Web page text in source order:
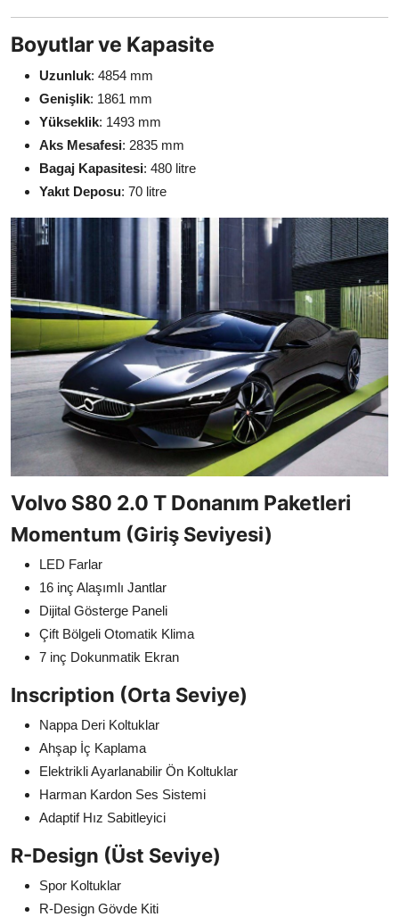
Boyutlar ve Kapasite
Uzunluk: 4854 mm
Genişlik: 1861 mm
Yükseklik: 1493 mm
Aks Mesafesi: 2835 mm
Bagaj Kapasitesi: 480 litre
Yakıt Deposu: 70 litre
Volvo S80 2.0 T Donanım Paketleri
Momentum (Giriş Seviyesi)
LED Farlar
16 inç Alaşımlı Jantlar
Dijital Gösterge Paneli
Çift Bölgeli Otomatik Klima
7 inç Dokunmatik Ekran
Inscription (Orta Seviye)
Nappa Deri Koltuklar
Ahşap İç Kaplama
Elektrikli Ayarlanabilir Ön Koltuklar
Harman Kardon Ses Sistemi
Adaptif Hız Sabitleyici
R-Design (Üst Seviye)
Spor Koltuklar
R-Design Gövde Kiti